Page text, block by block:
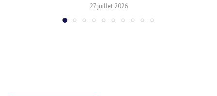
27 juillet 2026